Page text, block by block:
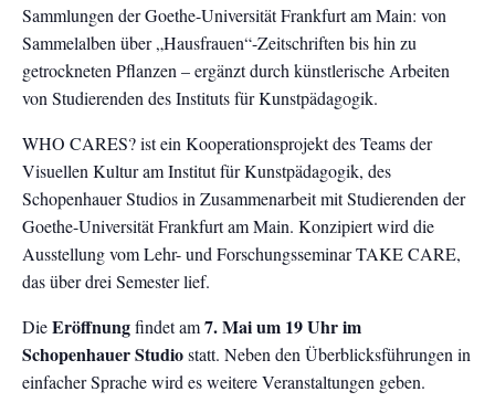
Sammlungen der Goethe-Universität Frankfurt am Main: von
Sammelalben über „Hausfrauen“-Zeitschriften bis hin zu
getrockneten Pflanzen – ergänzt durch künstlerische Arbeiten
von Studierenden des Instituts für Kunstpädagogik.
WHO CARES? ist ein Kooperationsprojekt des Teams der
Visuellen Kultur am Institut für Kunstpädagogik, des
Schopenhauer Studios in Zusammenarbeit mit Studierenden der
Goethe-Universität Frankfurt am Main. Konzipiert wird die
Ausstellung vom Lehr- und Forschungsseminar TAKE CARE,
das über drei Semester lief.
DieEröffnungfindet am7. Mai um 19 Uhr im
Schopenhauer Studiostatt. Neben den Überblicksführungen in
einfacher Sprache wird es weitere Veranstaltungen geben.